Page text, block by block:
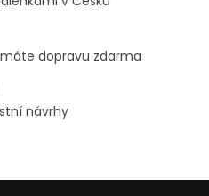
dopravu zdarma
návrhy